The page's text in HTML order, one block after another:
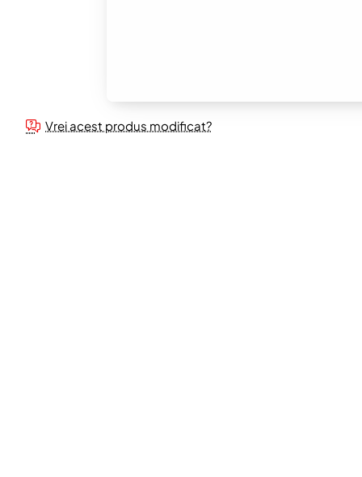
Vrei acest produs modificat?